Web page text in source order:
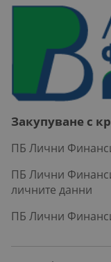
Закупуване с
ПБ Лични
ПБ Лични
личните данни
ПБ Лични